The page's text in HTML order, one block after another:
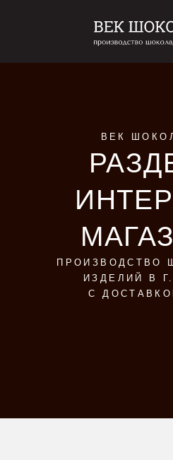
ИНТЕРНЕТ-
МАГАЗИНА
ИЗДЕЛИЙ В Г. ИЖЕВСК
С ДОСТАВКОЙ ПО РФ